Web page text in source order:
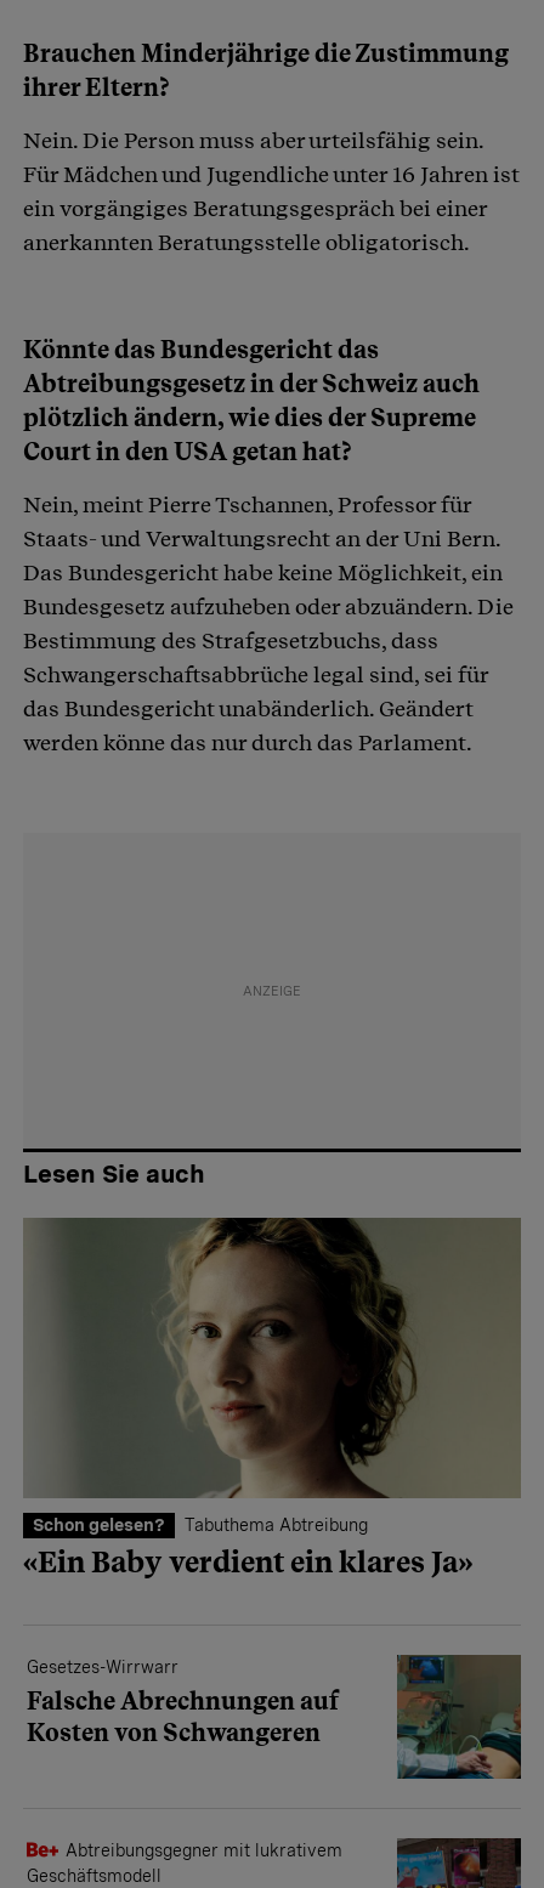
Brauchen Minderjährige die Zustimmung
ihrer Eltern?
Nein. Die Person muss aber urteilsfähig sein.
Für Mädchen und Jugendliche unter 16 Jahren ist
ein vorgängiges Beratungsgespräch bei einer
anerkannten Beratungsstelle obligatorisch.
Könnte das Bundesgericht das
Abtreibungsgesetz in der Schweiz auch
plötzlich ändern, wie dies der Supreme
Court in den USA getan hat?
Nein, meint Pierre Tschannen, Professor für
Staats- und Verwaltungsrecht an der Uni Bern.
Das Bundesgericht habe keine Möglichkeit, ein
Bundesgesetz aufzuheben oder abzuändern. Die
Bestimmung des Strafgesetzbuchs, dass
Schwangerschaftsabbrüche legal sind, sei für
das Bundesgericht unabänderlich. Geändert
werden könne das nur durch das Parlament.
Lesen Sie auch
Schon gelesen? Tabuthema Abtreibung
«Ein Baby verdient ein klares Ja»
Gesetzes-Wirrwarr
Falsche Abrechnungen auf
Kosten von Schwangeren
Abtreibungsgegner mit lukrativem
Geschäftsmodell